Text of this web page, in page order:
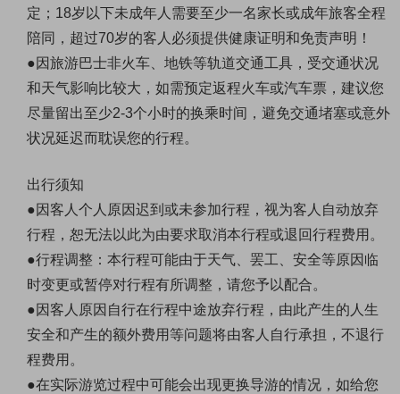
定；18岁以下未成年人需要至少一名家长或成年旅客全程
陪同，超过70岁的客人必须提供健康证明和免责声明！
●因旅游巴士非火车、地铁等轨道交通工具，受交通状况
和天气影响比较大，如需预定返程火车或汽车票，建议您
尽量留出至少2-3个小时的换乘时间，避免交通堵塞或意外
状况延迟而耽误您的行程。
出行须知
●因客人个人原因迟到或未参加行程，视为客人自动放弃
行程，恕无法以此为由要求取消本行程或退回行程费用。
●行程调整：本行程可能由于天气、罢工、安全等原因临
时变更或暂停对行程有所调整，请您予以配合。
●因客人原因自行在行程中途放弃行程，由此产生的人生
安全和产生的额外费用等问题将由客人自行承担，不退行
程费用。
●在实际游览过程中可能会出现更换导游的情况，如给您